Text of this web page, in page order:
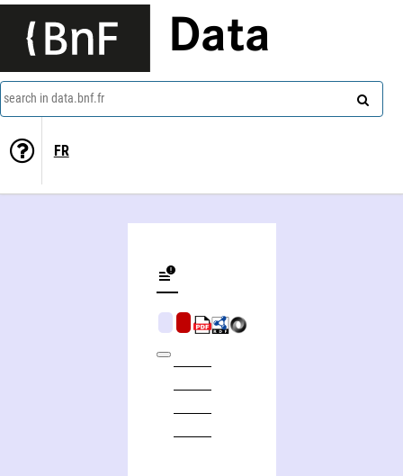
Data
search in data.bnf.fr
FR